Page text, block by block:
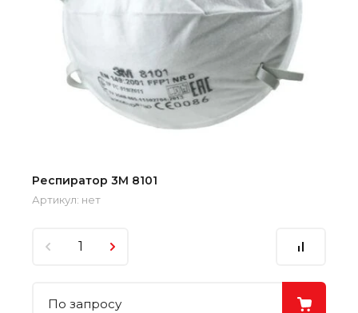
Респиратор 3М 8101
Артикул: нет
По запросу